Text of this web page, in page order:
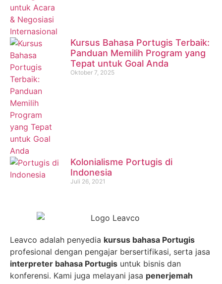
Kursus Bahasa Portugis Terbaik:
Panduan Memilih Program yang
Tepat untuk Goal Anda
Oktober 7, 2025
Kolonialisme Portugis di
Indonesia
Juli 26, 2021
Leavco adalah penyedia kursus bahasa Portugis
profesional dengan pengajar bersertifikasi, serta jasa
interpreter bahasa Portugis untuk bisnis dan
konferensi. Kami juga melayani jasa penerjemah